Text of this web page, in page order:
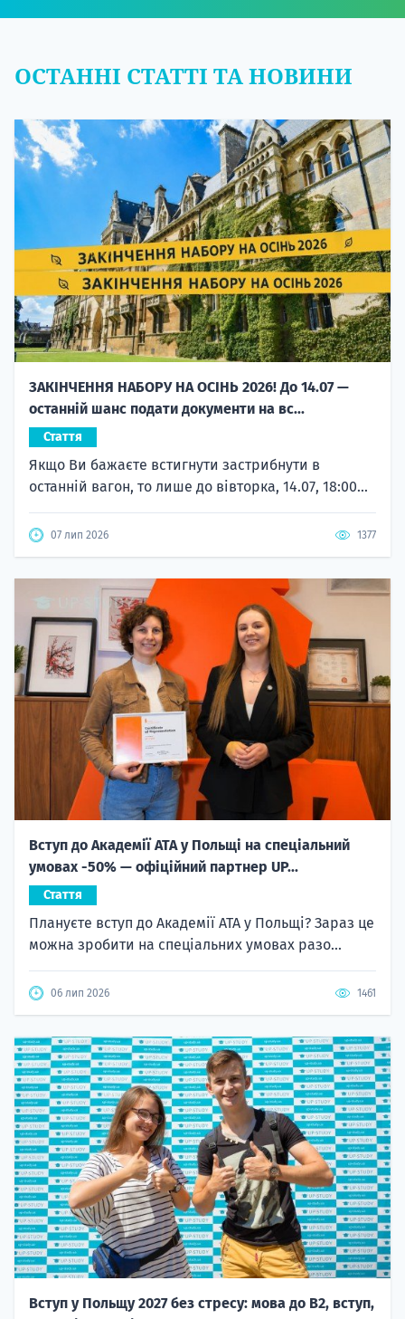
ОСТАННІ СТАТТІ ТА НОВИНИ
ЗАКІНЧЕННЯ НАБОРУ НА ОСІНЬ 2026! До 14.07 —
останній шанс подати документи на вс...
Стаття
Якщо Ви бажаєте встигнути застрибнути в
останній вагон, то лише до вівторка, 14.07, 18:00...
07 лип 2026 1377
Вступ до Академії ATA у Польщі на спеціальний
умовах -50% — офіційний партнер UP...
Стаття
Плануєте вступ до Академії ATA у Польщі? Зараз це
можна зробити на спеціальних умовах разо...
06 лип 2026 1461
Вступ у Польщу 2027 без стресу: мова до B2, вступ,